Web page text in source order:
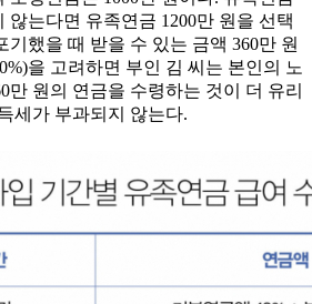
않는다면 유족연금 1200만 원을 선택
했을 때 받을 수 있는 금액 360만 원
을 고려하면 부인 김 씨는 본인의 노
만 원의 연금을 수령하는 것이 더 유리
세가 부과되지 않는다.